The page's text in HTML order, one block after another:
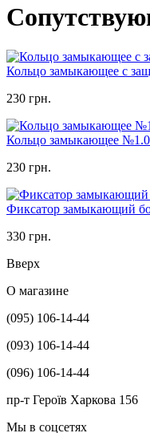
Кольцо замыкающее с
230 грн.
Кольцо замыкающее
230 грн.
Фиксатор замыкающий
330 грн.
Вверх
О магазине
(095) 106-14-44
(093) 106-14-44
(096) 106-14-44
пр-т Героїв Харкова 156
Мы в соцсетях